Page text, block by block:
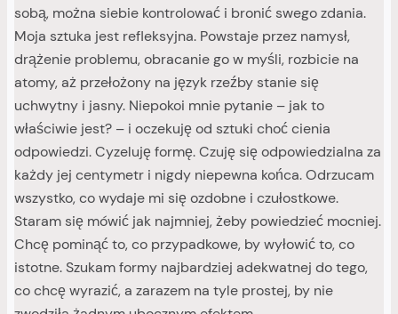
sobą, można siebie kontrolować i bronić swego zdania.
Moja sztuka jest refleksyjna. Powstaje przez namysł,
drążenie problemu, obracanie go w myśli, rozbicie na
atomy, aż przełożony na język rzeźby stanie się
uchwytny i jasny. Niepokoi mnie pytanie – jak to
właściwie jest? – i oczekuję od sztuki choć cienia
odpowiedzi. Cyzeluję formę. Czuję się odpowiedzialna za
każdy jej centymetr i nigdy niepewna końca. Odrzucam
wszystko, co wydaje mi się ozdobne i czułostkowe.
Staram się mówić jak najmniej, żeby powiedzieć mocniej.
Chcę pominąć to, co przypadkowe, by wyłowić to, co
istotne. Szukam formy najbardziej adekwatnej do tego,
co chcę wyrazić, a zarazem na tyle prostej, by nie